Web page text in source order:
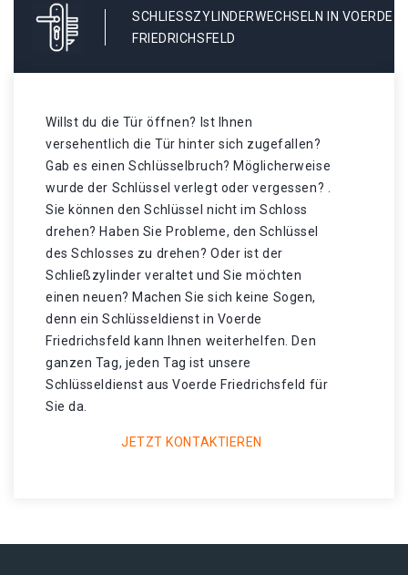
SCHLIESSZYLINDERWECHSELN IN VOERDE F
RIEDRICHSFELD
Willst du die Tür öffnen? Ist Ihnen
versehentlich die Tür hinter sich zugefallen?
Gab es einen Schlüsselbruch? Möglicherweise
wurde der Schlüssel verlegt oder vergessen? .
Sie können den Schlüssel nicht im Schloss
drehen? Haben Sie Probleme, den Schlüssel
des Schlosses zu drehen? Oder ist der
Schließzylinder veraltet und Sie möchten
einen neuen? Machen Sie sich keine Sogen,
denn ein Schlüsseldienst in Voerde
Friedrichsfeld kann Ihnen weiterhelfen. Den
ganzen Tag, jeden Tag ist unsere
Schlüsseldienst aus Voerde Friedrichsfeld für
Sie da.
JETZT KONTAKTIEREN